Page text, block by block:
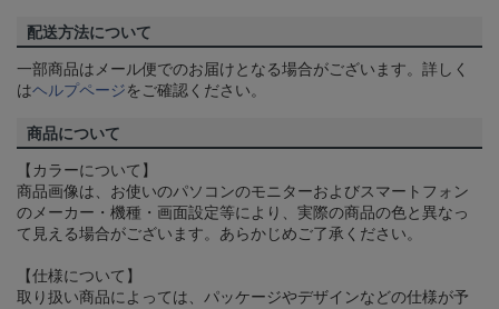
配送方法について
一部商品はメール便でのお届けとなる場合がございます。詳しく
はヘルプページをご確認ください。
商品について
【カラーについて】
商品画像は、お使いのパソコンのモニターおよびスマートフォン
のメーカー・機種・画面設定等により、実際の商品の色と異なっ
て見える場合がございます。あらかじめご了承ください。
【仕様について】
取り扱い商品によっては、パッケージやデザインなどの仕様が予